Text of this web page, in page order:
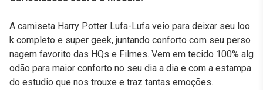
A camiseta Harry Potter Lufa-Lufa veio para deixar seu loo
k completo e super geek, juntando conforto com seu perso
nagem favorito das HQs e Filmes. Vem em tecido 100% alg
odão para maior conforto no seu dia a dia e com a estampa
do estudio que nos trouxe e traz tantas emoções.